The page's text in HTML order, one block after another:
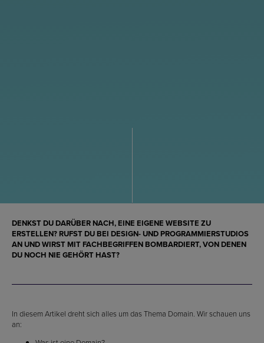
DENKST DU DARÜBER NACH, EINE EIGENE WEBSITE ZU
ERSTELLEN? RUFST DU BEI DESIGN- UND PROGRAMMIERSTUDIOS
AN UND WIRST MIT FACHBEGRIFFEN BOMBARDIERT, VON DENEN
DU NOCH NIE GEHÖRT HAST?
In diesem Artikel dreht sich alles um das Thema Domain. Wir schauen uns
an: